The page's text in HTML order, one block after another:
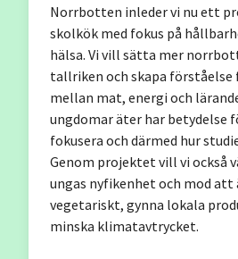
Norrbotten inleder vi nu ett
skolkök med fokus på
hälsa. Vi vill sätta mer
tallriken och skapa
mellan mat, energi och
ungdomar äter har betydelse
fokusera och därmed hur
Genom projektet vill vi också
ungas nyfikenhet och mod att
vegetariskt, gynna lokala
minska klimatavtrycket.